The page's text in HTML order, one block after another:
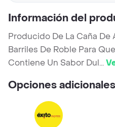
Información del
Producido De La Caña De
Barriles De Roble Para
Contiene Un Sabor Dul...
Opciones